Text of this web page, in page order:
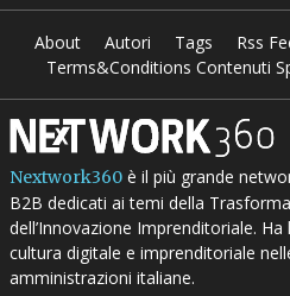
About Autori Tags Rss
Terms&Conditions Contenuti
Nextwork360è il più grande
B2B dedicati ai temi della
dell’Innovazione Imprenditoriale.
cultura digitale e imprenditoriale
amministrazioni italiane.